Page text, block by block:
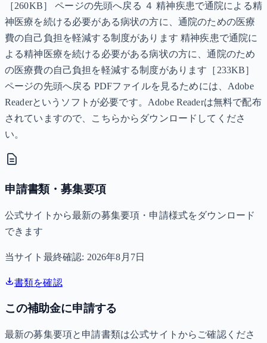
［260KB］ ページの先頭へ戻る ４ 精神疾患で通院による精
神医療を続ける必要がある病状の方に、通院のための医療
費の自己負担を軽減する制度があります 精神疾患で通院に
よる精神医療を続ける必要がある病状の方に、通院のため
の医療費の自己負担を軽減する制度があります［233KB］
ページの先頭へ戻る PDFファイルを見るためには、Adobe
Readerというソフトが必要です。Adobe Readerは無料で配布
されていますので、こちらからダウンロードしてくださ
い。
申請書類・募集要項
公式サイトから最新の募集要項・申請様式をダウンロード
できます
当サイト最終確認: 2026年8月7日
書類を確認
この補助金に申請する
最新の募集要項と申請書類は公式サイトからご確認くださ